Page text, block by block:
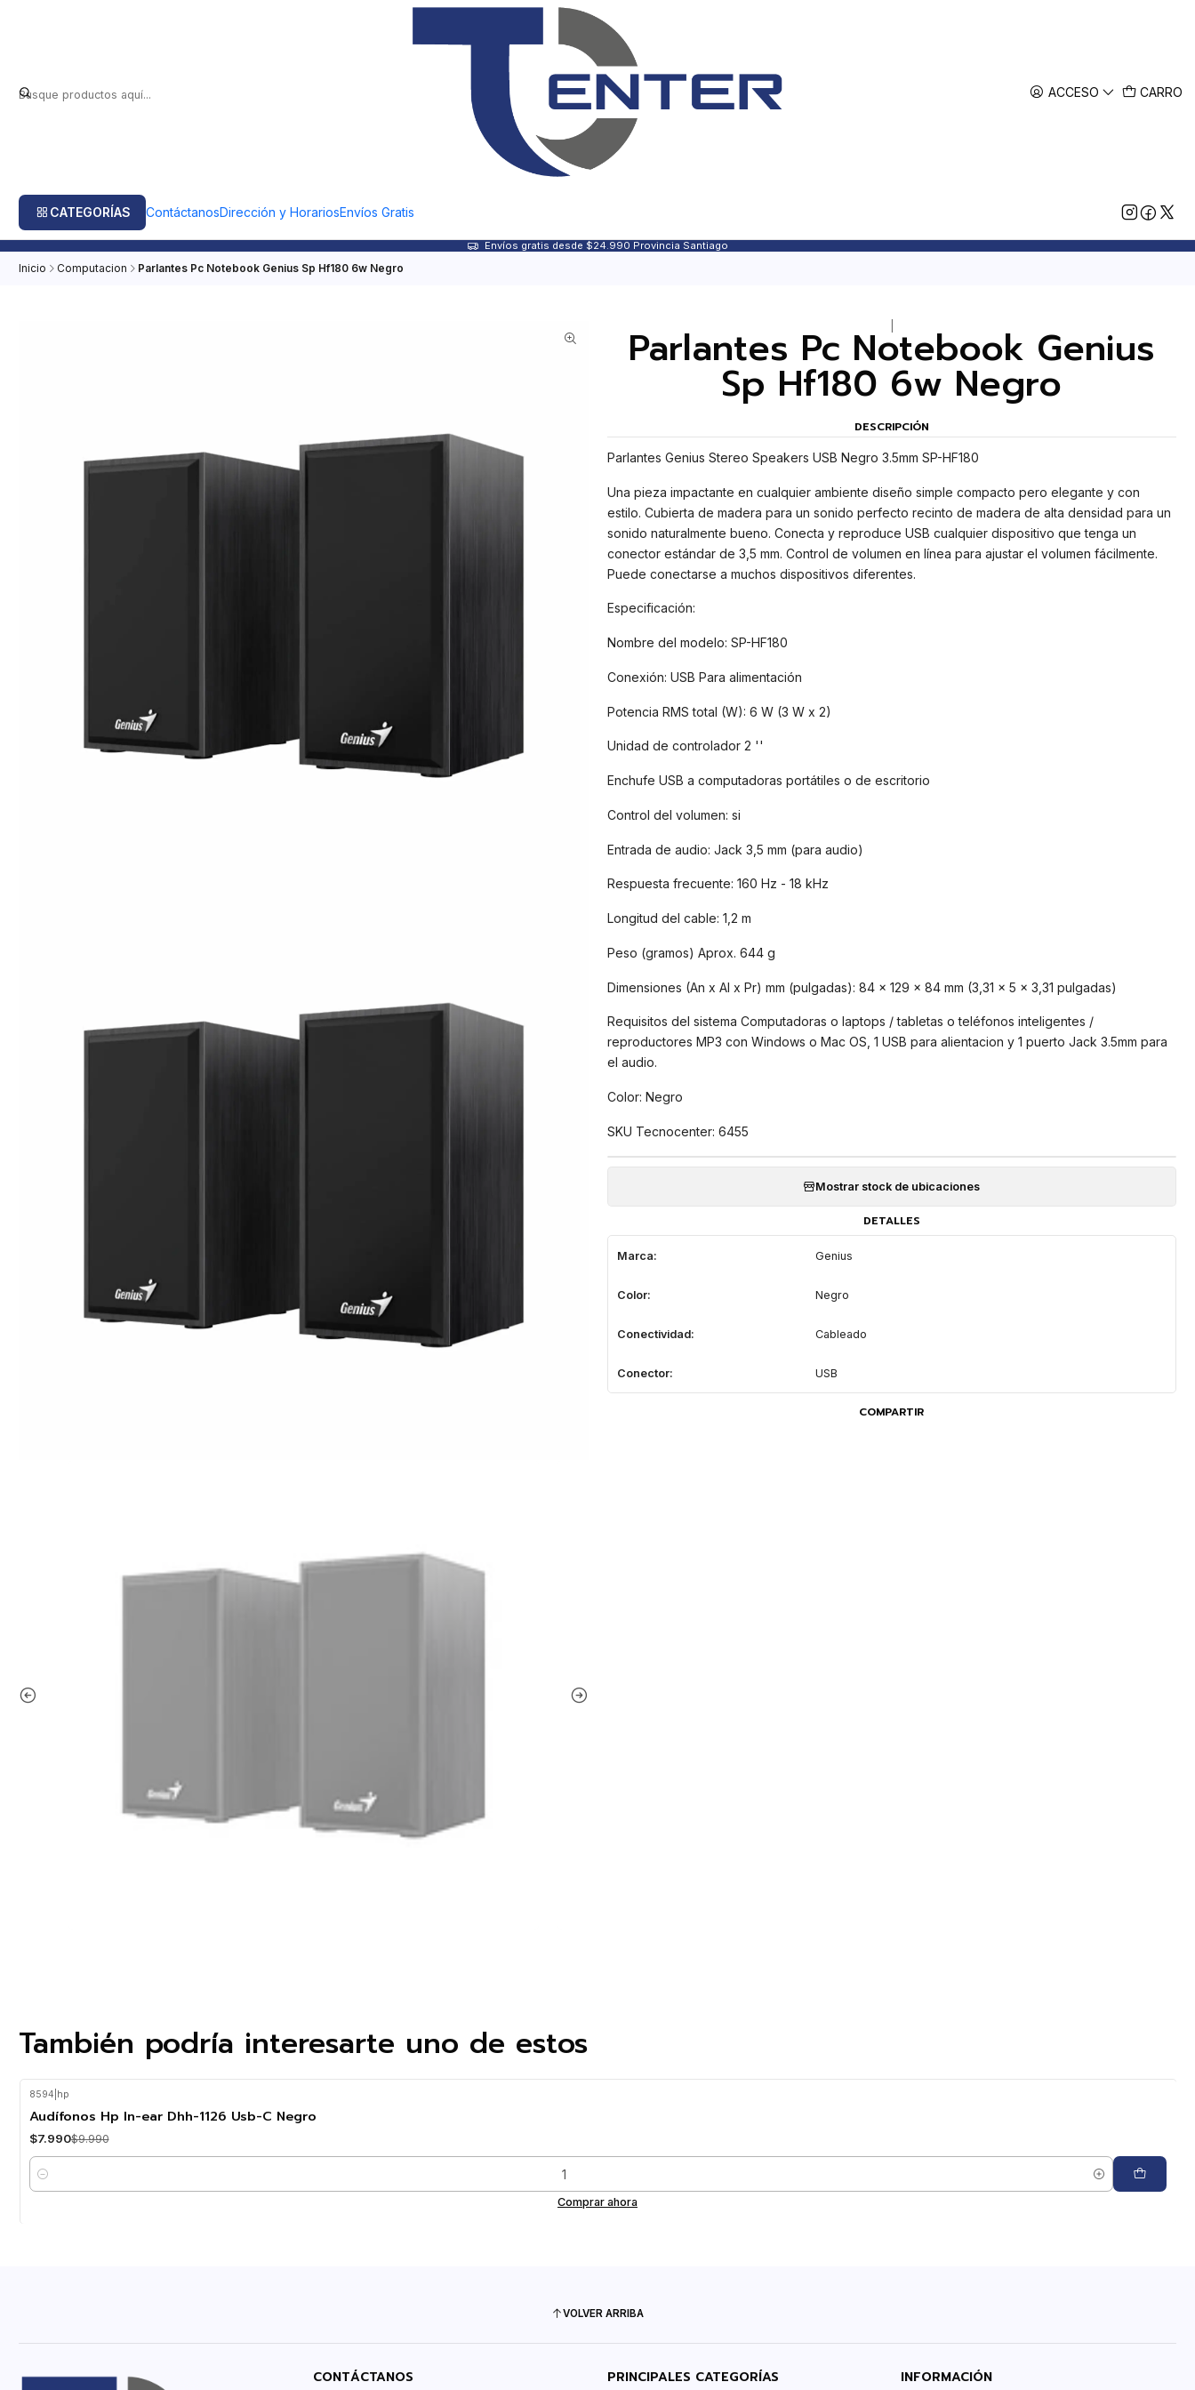
ACCESO CARRO
CATEGORÍAS ContáctanosDirección y HorariosEnvíos Gratis
Envíos gratis desde $24.990 Provincia Santiago
Inicio Computacion Parlantes Pc Notebook Genius Sp Hf180 6w Negro
Parlantes Pc Notebook Genius
Sp Hf180 6w Negro
DESCRIPCIÓN
Parlantes Genius Stereo Speakers USB Negro 3.5mm SP-HF180
Una pieza impactante en cualquier ambiente diseño simple compacto pero elegante y con
estilo. Cubierta de madera para un sonido perfecto recinto de madera de alta densidad para un
sonido naturalmente bueno. Conecta y reproduce USB cualquier dispositivo que tenga un
conector estándar de 3,5 mm. Control de volumen en línea para ajustar el volumen fácilmente.
Puede conectarse a muchos dispositivos diferentes.
Especificación:
Nombre del modelo: SP-HF180
Conexión: USB Para alimentación
Potencia RMS total (W): 6 W (3 W x 2)
Unidad de controlador 2 ''
Enchufe USB a computadoras portátiles o de escritorio
Control del volumen: si
Entrada de audio: Jack 3,5 mm (para audio)
Respuesta frecuente: 160 Hz - 18 kHz
Longitud del cable: 1,2 m
Peso (gramos) Aprox. 644 g
Dimensiones (An x Al x Pr) mm (pulgadas): 84 x 129 x 84 mm (3,31 x 5 x 3,31 pulgadas)
Requisitos del sistema Computadoras o laptops / tabletas o teléfonos inteligentes /
reproductores MP3 con Windows o Mac OS, 1 USB para alientacion y 1 puerto Jack 3.5mm para
el audio.
Color: Negro
SKU Tecnocenter: 6455
Mostrar stock de ubicaciones
DETALLES
Marca: Genius
Color: Negro
Conectividad: Cableado
Conector: USB
COMPARTIR
También podría interesarte uno de estos
-20% OFF
8594 hp
Audífonos Hp In-ear Dhh-1126 Usb-C Negro
$7.990$9.990
Cantidad
Comprar ahora
VOLVER ARRIBA
CONTÁCTANOS PRINCIPALES CATEGORÍAS INFORMACIÓN